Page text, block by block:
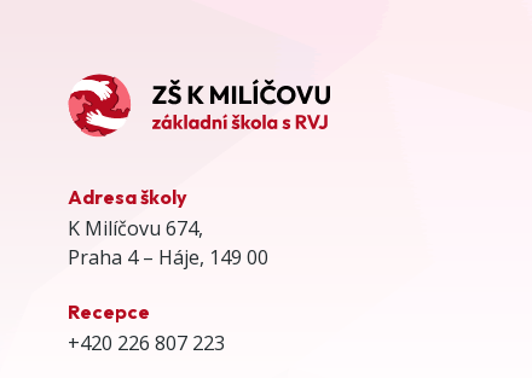
Adresa školy
K Milíčovu 674,
Praha 4 – Háje, 149 00
Recepce
+420 226 807 223